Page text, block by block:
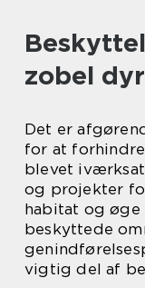
zobel
Det er
for at
blevet
og projekter
habitat og øge
beskyttede
vigtig del af